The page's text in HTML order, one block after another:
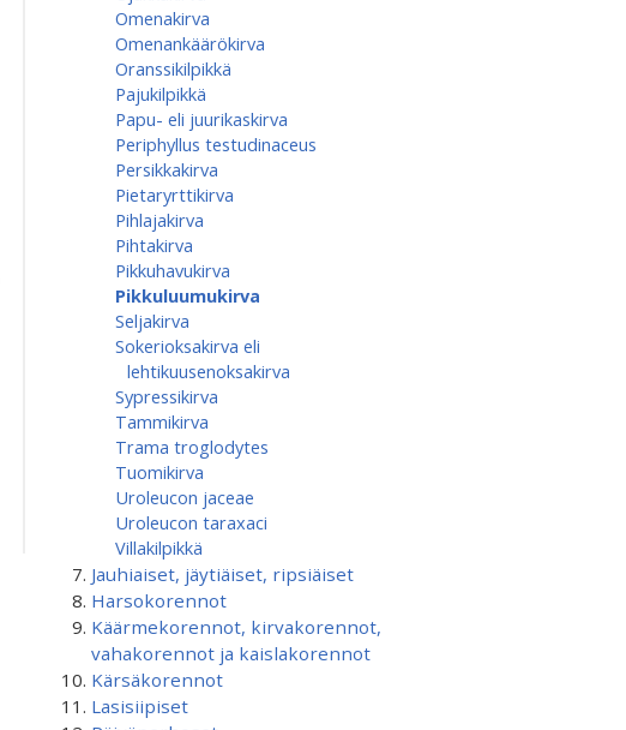
Omenakirva
Omenankäärökirva
Oranssikilpikkä
Pajukilpikkä
Papu- eli juurikaskirva
Periphyllus testudinaceus
Persikkakirva
Pietaryrttikirva
Pihlajakirva
Pihtakirva
Pikkuhavukirva
Pikkuluumukirva
Seljakirva
Sokerioksakirva eli
lehtikuusenoksakirva
Sypressikirva
Tammikirva
Trama troglodytes
Tuomikirva
Uroleucon jaceae
Uroleucon taraxaci
Villakilpikkä
Jauhiaiset, jäytiäiset, ripsiäiset
Harsokorennot
Käärmekorennot, kirvakorennot,
vahakorennot ja kaislakorennot
Kärsäkorennot
Lasisiipiset